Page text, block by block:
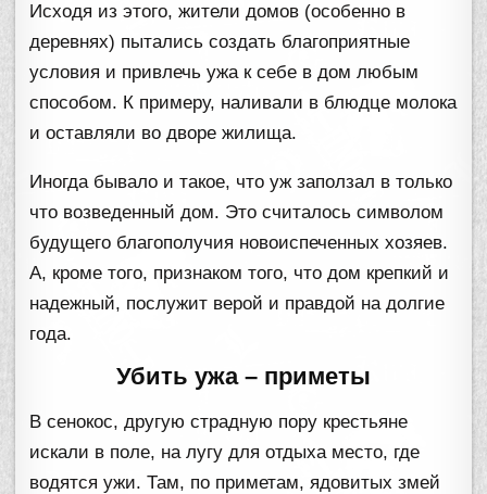
Исходя из этого, жители домов (особенно в
деревнях) пытались создать благоприятные
условия и привлечь ужа к себе в дом любым
способом. К примеру, наливали в блюдце молока
и оставляли во дворе жилища.
Иногда бывало и такое, что уж заползал в только
что возведенный дом. Это считалось символом
будущего благополучия новоиспеченных хозяев.
А, кроме того, признаком того, что дом крепкий и
надежный, послужит верой и правдой на долгие
года.
Убить ужа – приметы
В сенокос, другую страдную пору крестьяне
искали в поле, на лугу для отдыха место, где
водятся ужи. Там, по приметам, ядовитых змей